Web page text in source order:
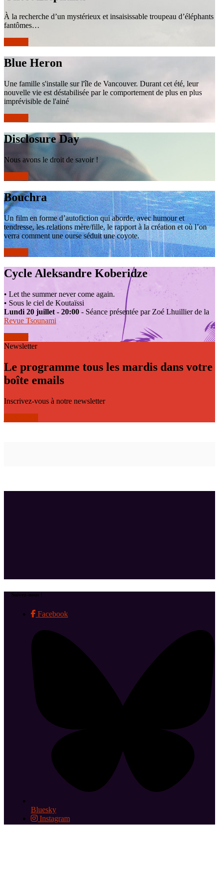
À la recherche d’un mystérieux et insaisissable troupeau d’éléphants
fantômes…
Blue Heron
Une famille s'installe sur l'île de Vancouver. Durant cet été, leur
nouvelle vie est déstabilisée par le comportement de plus en plus
imprévisible de l'ainé
Disclosure Day
Nous avons le droit de savoir !
Bouchra
Un film en forme d’autofiction qui aborde, avec humour et
tendresse, les relations mère/fille, le rapport à la création et où l’on
verra comment une ourse séduit une coyote.
Cycle Aleksandre Koberidze
• Let the summer never come again.
• Sous le ciel de Koutaïssi
Lundi 20 juillet - 20:00 - Séance présentée par Zoé Lhuillier de la
Revue Tsounami
Newsletter
Le programme tous les mardis dans votre
boîte emails
Inscrivez-vous à notre newsletter
Suivez-nous !
Facebook
Bluesky
Instagram